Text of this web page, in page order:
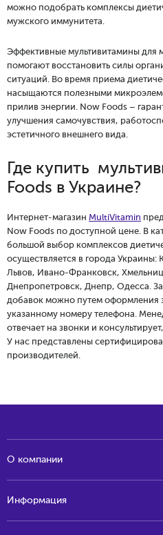
можно подобрать комплексы
мужского иммунитета.
Эффективные мультивитамины для
помогают восстановить силы
ситуаций. Во время приема
насыщаются полезными
прилив энергии. Now Foods –
улучшения самочувствия,
эстетичного внешнего вида.
Где купить
Foods в Украине?
Интернет-магазин МultiVitamin
Now Foods по доступной цене. В
большой выбор комплексов
осуществляется в города Украины:
Львов, Ивано-Франковск,
Днепропетровск, Днепр, Одесса.
добавок можно путем оформления
указанному номеру телефона.
отвечает на звонки и
У нас представлены
производителей.
О компании
Информация